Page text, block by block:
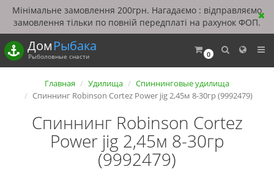
Мінімальне замовлення 200грн. Нагадаємо : відправляємо
замовлення тільки по повній передплаті на рахунок ФОП.
0
ДомРыбака
Рыболовные снасти
Главная Удилища
Спиннинговые удилища
Спиннинг Robinson Cortez Power jig 2,45м 8-30гр (9992479)
Спиннинг Robinson Cortez
Power jig 2,45м 8-30гр
(9992479)